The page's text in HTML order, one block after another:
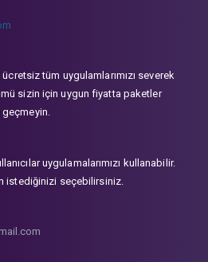
tüm uygulamlarımızı severek
sizin için uygun fiyatta paketler
geçmeyin.
uygulamalarımızı kullanabilir.
istediğinizi seçebilirsiniz.